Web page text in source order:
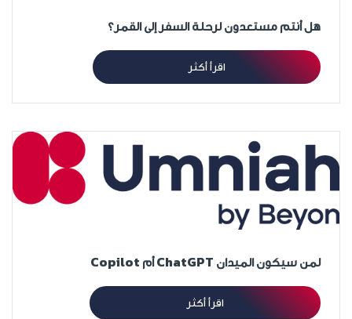
هل أنتم مستعدون لرحلة السفر إلى القمر؟
اقرأ أكثر
لمن سيكون الميدان ChatGPT أم Copilot
اقرأ أكثر